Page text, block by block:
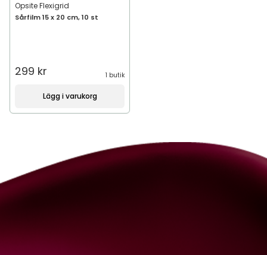
Opsite Flexigrid
Sårfilm 15 x 20 cm, 10 st
299 kr 1 butik
Lägg i varukorg